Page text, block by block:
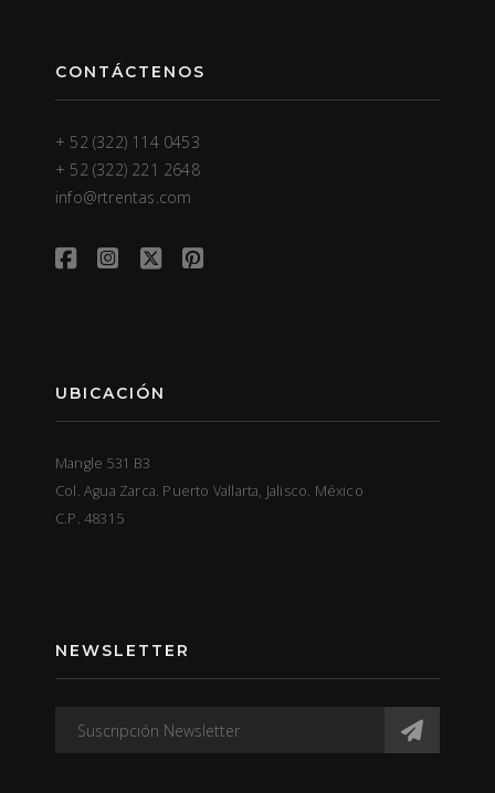
CONTÁCTENOS
+ 52 (322) 114 0453
+ 52 (322) 221 2648
info@rtrentas.com
UBICACIÓN
Mangle 531 B3
Col. Agua Zarca. Puerto Vallarta, Jalisco. México
C.P. 48315
NEWSLETTER